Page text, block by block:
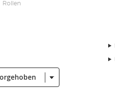
Rollen